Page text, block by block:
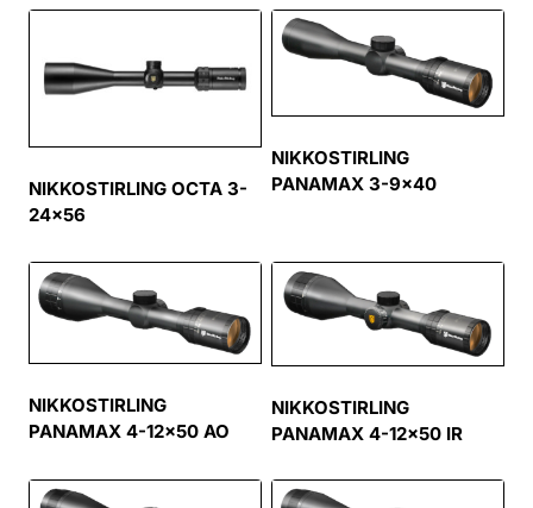
NIKKOSTIRLING OCTA 3-
24×56
NIKKOSTIRLING
PANAMAX 3-9×40
NIKKOSTIRLING
PANAMAX 4-12×50 AO
NIKKOSTIRLING
PANAMAX 4-12×50 IR